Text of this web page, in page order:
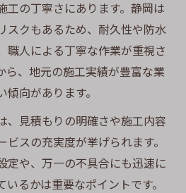
装を見極める秘訣
度が高くなる理由を解説
塗装業者の見極め方とは
を高める外壁塗装の条件
と評判を確認する方法
装を探したい方へ
塗装業者の見分け方ガイド
工の丁寧さにあります。静岡は
スクもあるため、耐久性や防水
職人による丁寧な作業が重視さ
ら、地元の施工実績が豊富な業
向があります。
、見積もりの明確さや施工内容
スの充実度が挙げられます。
定や、万一の不具合にも迅速に
るかは重要なポイントです。